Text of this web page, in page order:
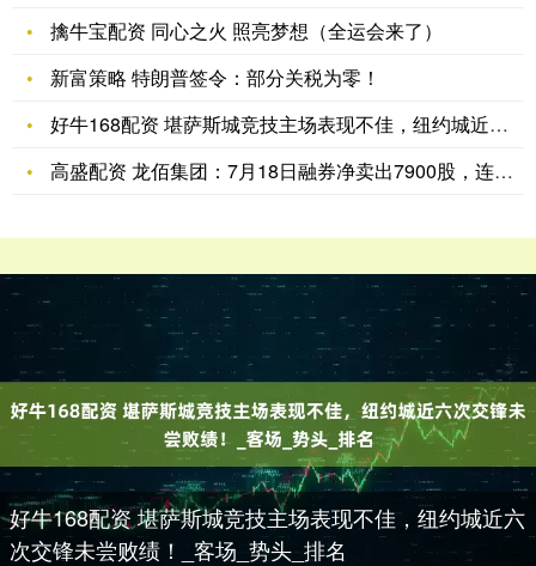
擒牛宝配资 同心之火 照亮梦想（全运会来了）
新富策略 特朗普签令：部分关税为零！
好牛168配资 堪萨斯城竞技主场表现不佳，纽约城近六次交锋未
高盛配资 龙佰集团：7月18日融券净卖出7900股，连续3日
好牛168配资 堪萨斯城竞技主场表现不佳，纽约城近六
次交锋未尝败绩！_客场_势头_排名